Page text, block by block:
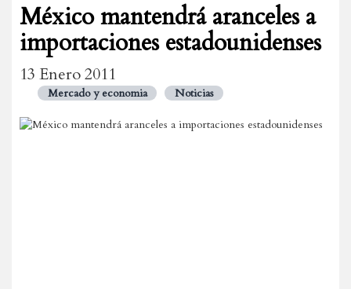
México mantendrá aranceles a
importaciones estadounidenses
13 Enero 2011
Mercado y economia Noticias